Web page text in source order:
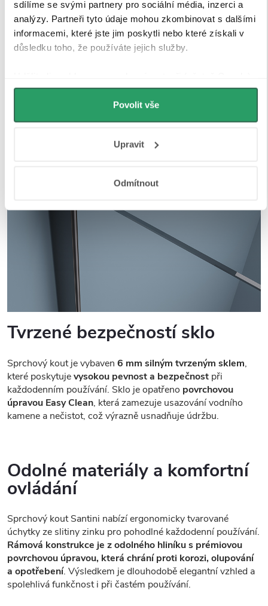
sdílíme se svými partnery pro sociální média, inzerci a
analýzy. Partneři tyto údaje mohou zkombinovat s dalšími
informacemi, které jste jim poskytli nebo které získali v
důsledku toho, že používáte jejich služby.
můžeme používat cookies pro analytiku a
personalizovanou reklamu. Jak Google zpracovává
osobní údaje najdete na stránkách
Povolit vše
Upravit
Odmítnout
Tvrzené bezpečností sklo
Sprchový kout je vybaven 6 mm silným tvrzeným sklem,
které poskytujevysokou pevnost a bezpečnost při
každodenním používání. Sklo je opatřeno povrchovou
úpravou Easy Clean, která zamezuje usazování vodního
kamene a nečistot, což výrazně usnadňuje údržbu.
Odolné materiály a komfortní
ovládání
Sprchový kout Santini nabízí ergonomicky tvarované
úchytky ze slitiny zinku pro pohodlné každodenní používání.
Rámová konstrukce je z odolného hliníku s prémiovou
povrchovou úpravou, která chrání proti korozi, olupování
a opotřebení. Výsledkem je dlouhodobě elegantní vzhled a
spolehlivá funkčnost i při častém používání.